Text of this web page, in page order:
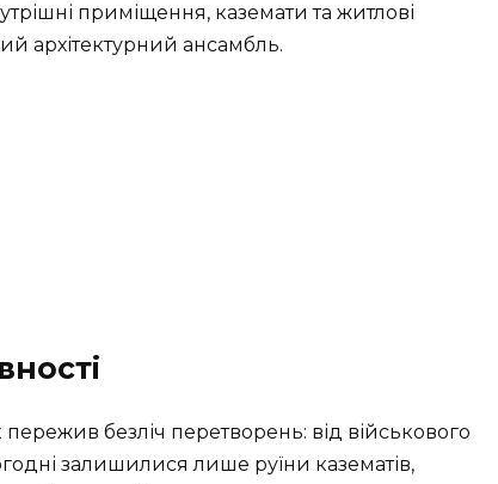
приміщення, каземати та житлові
архітектурний ансамбль.
безліч перетворень: від військового
залишилися лише руїни казематів,